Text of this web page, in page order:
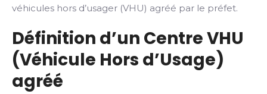
véhicules hors d’usager (VHU) agréé par le préfet.
Définition d’un Centre VHU
(Véhicule Hors d’Usage)
agréé